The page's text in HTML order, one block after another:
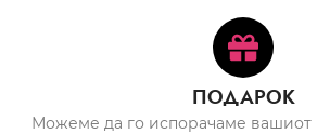
ПОДАРОК
Можеме да го испорачаме вашиот